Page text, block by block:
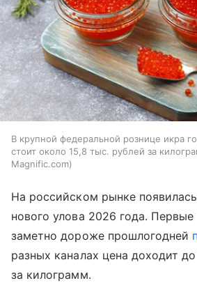
В крупной федеральной рознице икра
стоит около 15,8 тыс. рублей за
Magnific.com
На российском рынке
нового улова 2026 года. Первые
заметно дороже прошлогодней
разных каналах цена доходит
за килограмм.